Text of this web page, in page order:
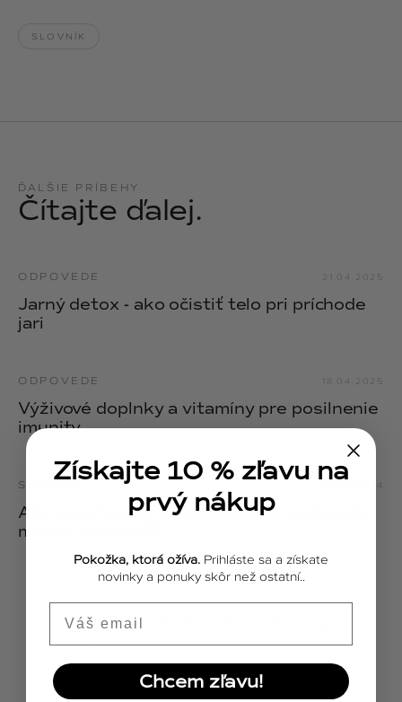
SLOVNÍK
ĎALŠIE PRÍBEHY
Čítajte ďalej.
ODPOVEDE 21.04.2025
Jarný detox - ako očistiť telo pri príchode
jari
ODPOVEDE 18.04.2025
Výživové doplnky a vitamíny pre posilnenie
imunity
SLOVNÍK 02.06.2024
Aké sú príznaky kožných alergií a ako ich
možno zvládnuť?
ZOBRAZIŤ VŠETKY PRÍBEHY
Získajte 10 % zľavu na
prvý nákup
Pokožka, ktorá ožíva. Prihláste sa a získate
novinky a ponuky skôr než ostatní..
Chcem zľavu!